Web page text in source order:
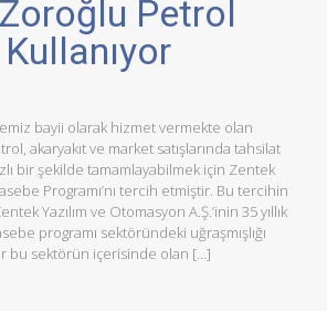
Petrol
bayii olarak hizmet vermekte olan
akaryakıt ve market satışlarında tahsilat
bir şekilde tamamlayabilmek için Zentek
Programı’nı tercih etmiştir. Bu tercihin
Yazılım ve Otomasyon A.Ş.’inin 35 yıllık
programı sektöründeki uğraşmışlığı
bu sektörün içerisinde olan […]